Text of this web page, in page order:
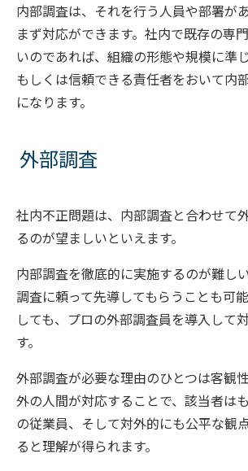
内部調査は、それを行う人員や部署が
まず対応ができます。社内で既存の専
いのであれば、組織の形態や規模に準
もしくは信頼できる責任者をおいて内
になります。
外部調査
社内不正問題は、内部調査と合わせて
るのが望ましいといえます。
内部調査を徹底的に実施するのが難し
調査に頼って先導してもらうことも可
しても、プロの外部調査員を導入して
す。
外部調査が必要な理由のひとつは客観
外の人間が対応することで、該当者は
の従業員、そして対外的にも公平な観
ると理解が得られます。